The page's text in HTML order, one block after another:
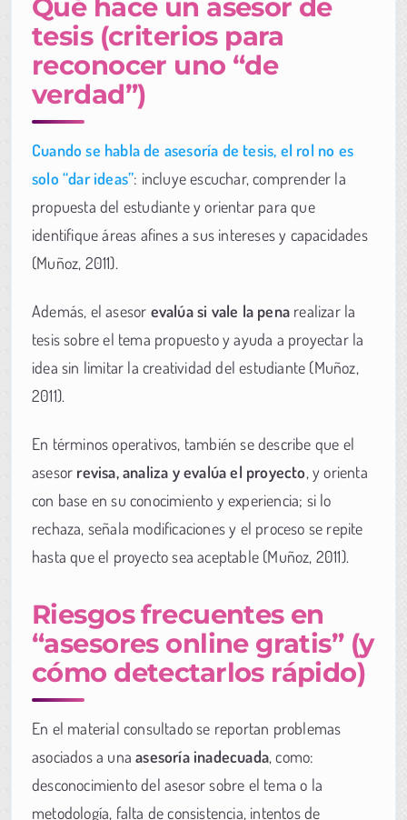
Qué hace un asesor de
tesis (criterios para
reconocer uno “de
verdad”)
Cuando se habla de asesoría de tesis, el rol no es
solo “dar ideas”: incluye escuchar, comprender la
propuesta del estudiante y orientar para que
identifique áreas afines a sus intereses y capacidades
(Muñoz, 2011).
Además, el asesor evalúa si vale la pena realizar la
tesis sobre el tema propuesto y ayuda a proyectar la
idea sin limitar la creatividad del estudiante (Muñoz,
2011).
En términos operativos, también se describe que el
asesor revisa, analiza y evalúa el proyecto, y orienta
con base en su conocimiento y experiencia; si lo
rechaza, señala modificaciones y el proceso se repite
hasta que el proyecto sea aceptable (Muñoz, 2011).
Riesgos frecuentes en
“asesores online gratis” (y
cómo detectarlos rápido)
En el material consultado se reportan problemas
asociados a unaasesoría inadecuada, como:
desconocimiento del asesor sobre el tema o la
metodología, falta de consistencia, intentos de